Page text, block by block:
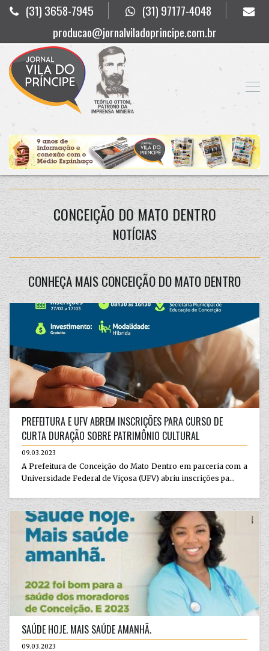
(31) 3658-7945
(31) 97177-4048
producao@jornalviladoprincipe.com.br
CONCEIÇÃO DO MATO DENTRO
NOTÍCIAS
CONHEÇA MAIS CONCEIÇÃO DO MATO DENTRO
PREFEITURA E UFV ABREM INSCRIÇÕES PARA CURSO DE
CURTA DURAÇÃO SOBRE PATRIMÔNIO CULTURAL
09.03.2023
A Prefeitura de Conceição do Mato Dentro em parceria com a
Universidade Federal de Viçosa (UFV) abriu inscrições pa...
SAÚDE HOJE. MAIS SAÚDE AMANHÃ.
09.03.2023